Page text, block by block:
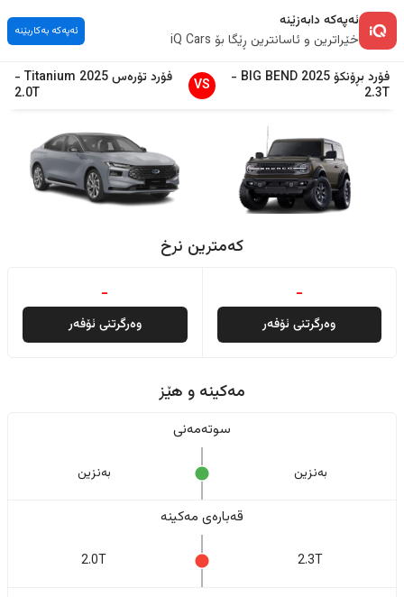
ئەپەکە دابەزێنە
خێراترین و ئاسانترین ڕێگا بۆ iQ Cars
ئەپەکە بەکاربێنە
فۆرد بڕۆنکۆ2025
BIG BEND
-
2.3T
VS فۆردتۆرەس2025
Titanium
-
2.0T
کەمترین نرخ
-
وەرگرتنی ئۆفەر
-
وەرگرتنی ئۆفەر
مەکینە و هێز
سوتەمەنی
بەنزین بەنزین
قەبارەی مەکینە
2.3T
2.0T